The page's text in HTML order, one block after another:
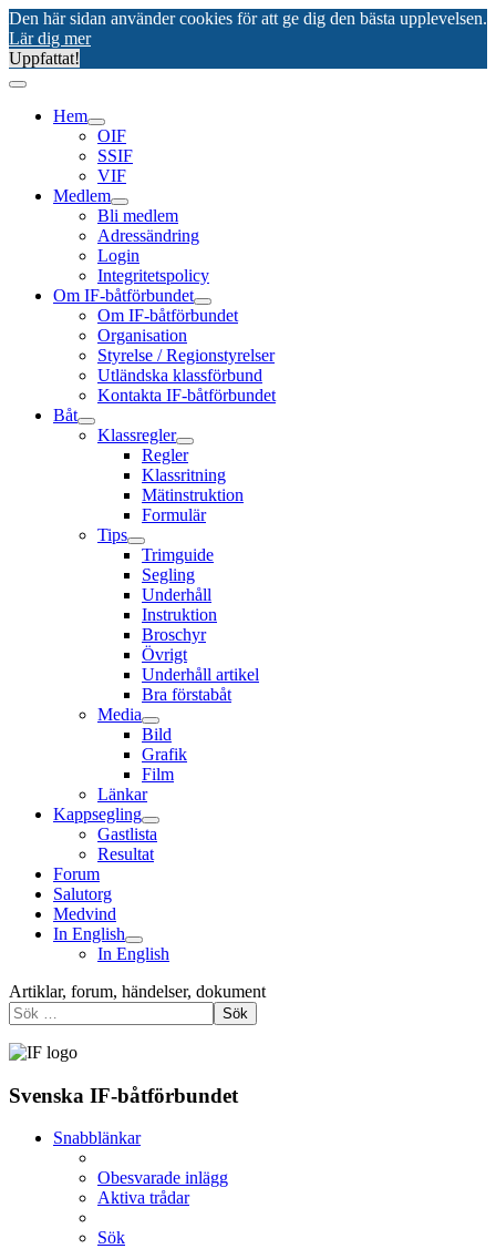
Den här sidan använder cookies för att ge dig den bästa upplevelsen.
Lär dig mer
Uppfattat!
Hem
OIF
SSIF
VIF
Medlem
Bli medlem
Adressändring
Login
Integritetspolicy
Om IF-båtförbundet
Om IF-båtförbundet
Organisation
Styrelse / Regionstyrelser
Utländska klassförbund
Kontakta IF-båtförbundet
Båt
Klassregler
Regler
Klassritning
Mätinstruktion
Formulär
Tips
Trimguide
Segling
Underhåll
Instruktion
Broschyr
Övrigt
Underhåll artikel
Bra förstabåt
Media
Bild
Grafik
Film
Länkar
Kappsegling
Gastlista
Resultat
Forum
Salutorg
Medvind
In English
In English
Artiklar, forum, händelser, dokument
Sök
Svenska IF-båtförbundet
Snabblänkar
Obesvarade inlägg
Aktiva trådar
Sök